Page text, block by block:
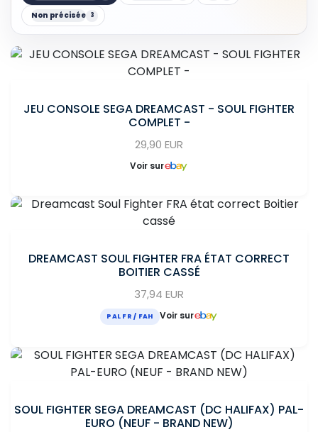
Non précisée 3
JEU CONSOLE SEGA DREAMCAST - SOUL FIGHTER
COMPLET -
29,90 EUR
Voir sur
DREAMCAST SOUL FIGHTER FRA ÉTAT CORRECT
BOITIER CASSÉ
37,94 EUR
PAL FR / FAH Voir sur
SOUL FIGHTER SEGA DREAMCAST (DC HALIFAX) PAL-
EURO (NEUF - BRAND NEW)